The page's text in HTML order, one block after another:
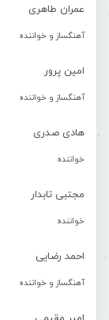
عمران طاهری
آهنگساز و خواننده
امین پرور
آهنگساز و خواننده
هادی صدری
خواننده
مجتبی تابدار
خواننده
احمد رضایی
آهنگساز و خواننده